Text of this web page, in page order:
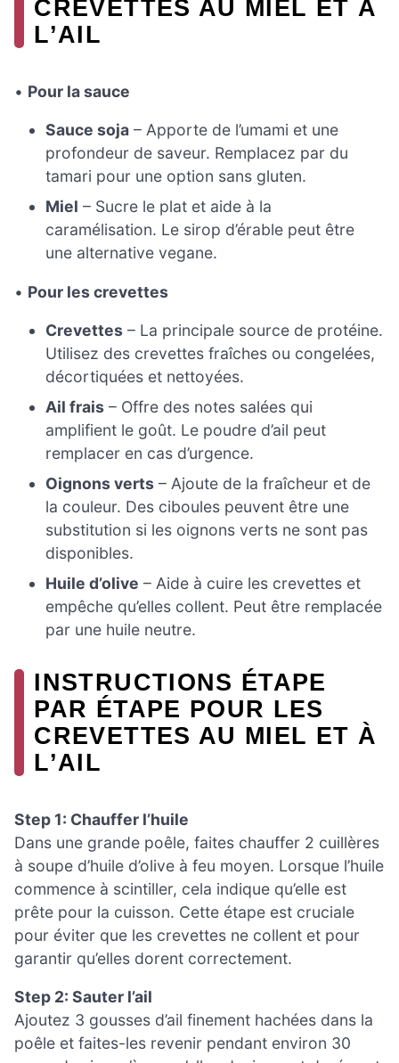
CREVETTES AU MIEL ET À
L’AIL
• Pour la sauce
Sauce soja – Apporte de l’umami et une
profondeur de saveur. Remplacez par du
tamari pour une option sans gluten.
Miel – Sucre le plat et aide à la
caramélisation. Le sirop d’érable peut être
une alternative vegane.
• Pour les crevettes
Crevettes – La principale source de protéine.
Utilisez des crevettes fraîches ou congelées,
décortiquées et nettoyées.
Ail frais – Offre des notes salées qui
amplifient le goût. Le poudre d’ail peut
remplacer en cas d’urgence.
Oignons verts – Ajoute de la fraîcheur et de
la couleur. Des ciboules peuvent être une
substitution si les oignons verts ne sont pas
disponibles.
Huile d’olive – Aide à cuire les crevettes et
empêche qu’elles collent. Peut être remplacée
par une huile neutre.
INSTRUCTIONS ÉTAPE
PAR ÉTAPE POUR LES
CREVETTES AU MIEL ET À
L’AIL
Step 1: Chauffer l’huile
Dans une grande poêle, faites chauffer 2 cuillères
à soupe d’huile d’olive à feu moyen. Lorsque l’huile
commence à scintiller, cela indique qu’elle est
prête pour la cuisson. Cette étape est cruciale
pour éviter que les crevettes ne collent et pour
garantir qu’elles dorent correctement.
Step 2: Sauter l’ail
Ajoutez 3 gousses d’ail finement hachées dans la
poêle et faites-les revenir pendant environ 30